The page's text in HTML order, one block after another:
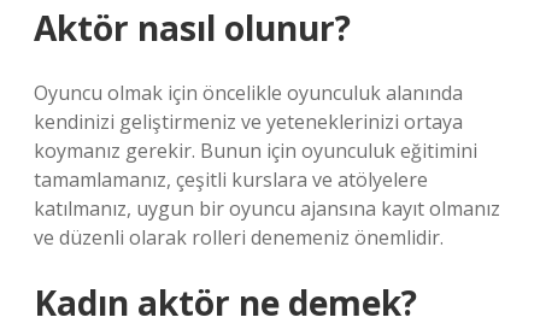
Aktör nasıl olunur?
Oyuncu olmak için öncelikle oyunculuk alanında
kendinizi geliştirmeniz ve yeteneklerinizi ortaya
koymanız gerekir. Bunun için oyunculuk eğitimini
tamamlamanız, çeşitli kurslara ve atölyelere
katılmanız, uygun bir oyuncu ajansına kayıt olmanız
ve düzenli olarak rolleri denemeniz önemlidir.
Kadın aktör ne demek?